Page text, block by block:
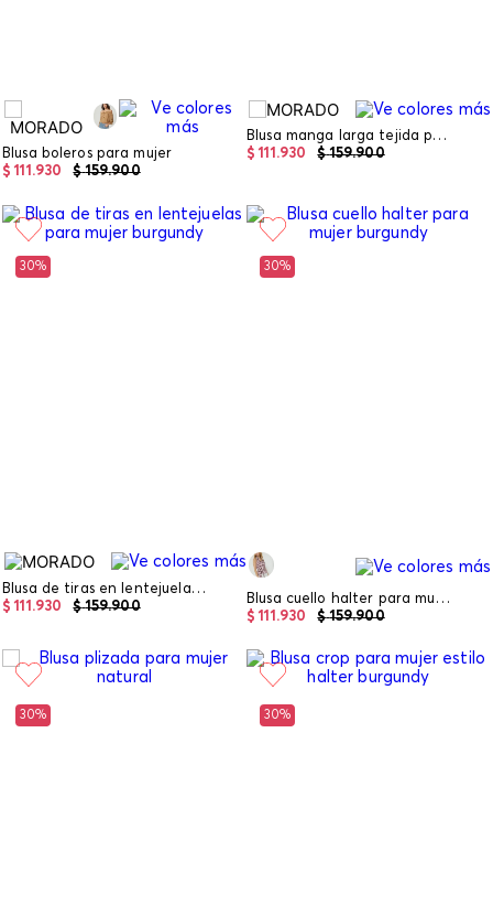
Blusa boleros para mujer
$ 159.900
$ 111 .930
Blusa manga larga tejida para mujer
$ 159.900
$ 111 .930
30%
Blusa de tiras en lentejuelas para mujer
$ 159.900
$ 111 .930
30%
Blusa cuello halter para mujer
$ 159.900
$ 111 .930
30% 30%